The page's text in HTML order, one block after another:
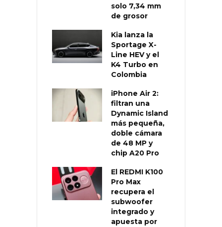
solo 7,34 mm
de grosor
Kia lanza la
Sportage X-
Line HEV y el
K4 Turbo en
Colombia
iPhone Air 2:
filtran una
Dynamic Island
más pequeña,
doble cámara
de 48 MP y
chip A20 Pro
El REDMI K100
Pro Max
recupera el
subwoofer
integrado y
apuesta por